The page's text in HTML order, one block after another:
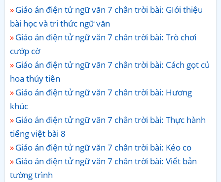
Giáo án điện tử ngữ văn 7 chân trời bài: GIới thiệu
bài học và tri thức ngữ văn
Giáo án điện tử ngữ văn 7 chân trời bài: Trò chơi
cướp cờ
Giáo án điện tử ngữ văn 7 chân trời bài: Cách gọt củ
hoa thủy tiên
Giáo án điện tử ngữ văn 7 chân trời bài: Hương
khúc
Giáo án điện tử ngữ văn 7 chân trời bài: Thực hành
tiếng việt bài 8
Giáo án điện tử ngữ văn 7 chân trời bài: Kéo co
Giáo án điện tử ngữ văn 7 chân trời bài: Viết bản
tường trình